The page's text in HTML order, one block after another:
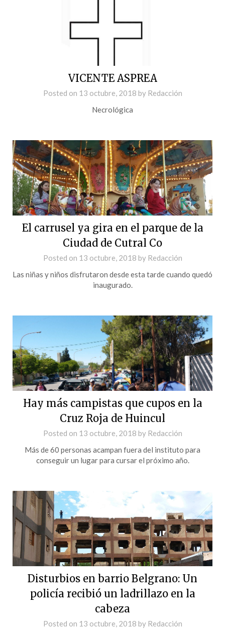
VICENTE ASPREA
Posted on 13 octubre, 2018 by Redacción
Necrológica
El carrusel ya gira en el parque de la
Ciudad de Cutral Co
Posted on 13 octubre, 2018 by Redacción
Las niñas y niños disfrutaron desde esta tarde cuando quedó
inaugurado.
Hay más campistas que cupos en la
Cruz Roja de Huincul
Posted on 13 octubre, 2018 by Redacción
Más de 60 personas acampan fuera del instituto para
conseguir un lugar para cursar el próximo año.
Disturbios en barrio Belgrano: Un
policía recibió un ladrillazo en la
cabeza
Posted on 13 octubre, 2018 by Redacción